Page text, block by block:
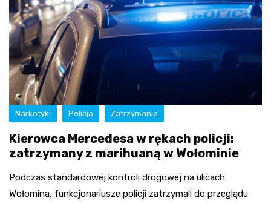
Narkotyki Policja Zatrzymania
Kierowca Mercedesa w rękach policji:
zatrzymany z marihuaną w Wołominie
Podczas standardowej kontroli drogowej na ulicach
Wołomina, funkcjonariusze policji zatrzymali do przeglądu